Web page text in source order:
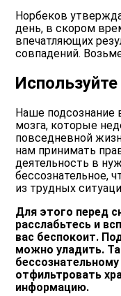
Норбеков
день, в скором
впечатляющих
совпадений.
Наше подсознание
мозга, которые
повседневной
нам принимать
деятельность в
бессознательное,
из трудных
Для этого перед
расслабьтесь и
вас беспокоит.
можно уладить.
отфильтровать
информацию.